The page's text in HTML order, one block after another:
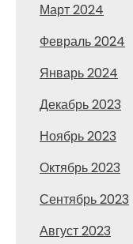
Март 2024
Февраль 2024
Январь 2024
Декабрь 2023
Ноябрь 2023
Октябрь 2023
Сентябрь 2023
Август 2023